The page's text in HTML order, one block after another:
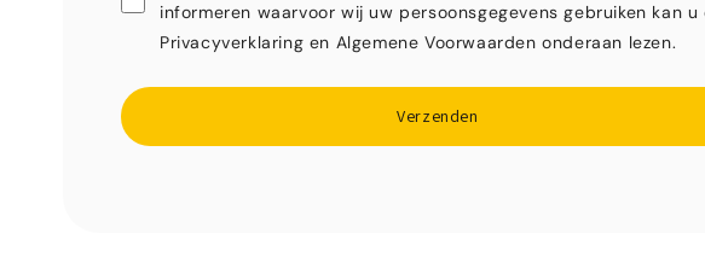
informeren waarvoor wij uw persoonsgegevens gebruiken kan u
Privacyverklaring en Algemene Voorwaarden onderaan lezen.
Verzenden